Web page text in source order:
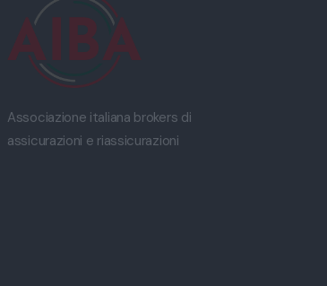
Associazione italiana brokers di
assicurazioni e riassicurazioni